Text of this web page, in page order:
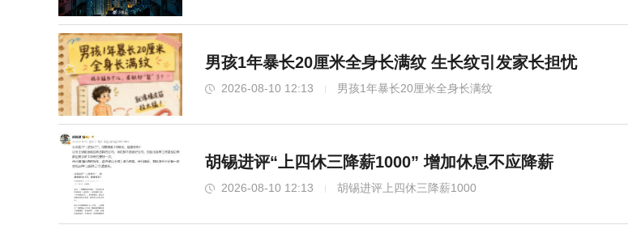
男孩1年暴长20厘米全身长满纹 生长纹引发家长担忧
2026-08-10 12:13 男孩1年暴长20厘米全身长满纹
胡锡进评“上四休三降薪1000” 增加休息不应降薪
2026-08-10 12:13 胡锡进评上四休三降薪1000